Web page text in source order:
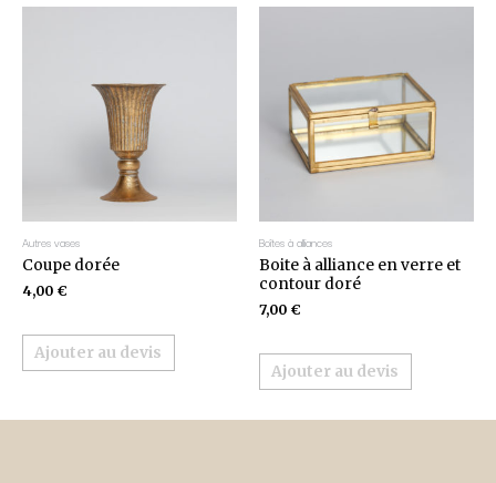
Autres vases
Coupe dorée
4,00 €
Ajouter au devis
Boîtes à alliances
Boite à alliance en verre et
contour doré
7,00 €
Ajouter au devis